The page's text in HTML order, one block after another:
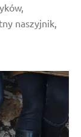
naszyjnik,